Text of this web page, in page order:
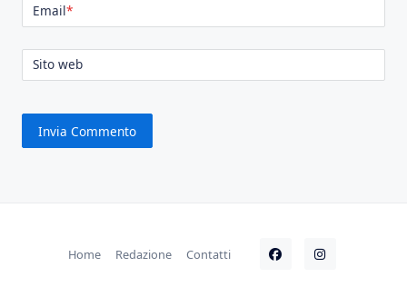
Email*
Sito web
Home Redazione Contatti